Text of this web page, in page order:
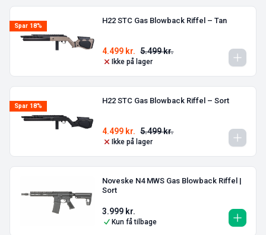
Spar 18%
H22 STC Gas Blowback Riffel – Tan
5.499kr.
4.499 kr.
Ikke på lager
Spar 18%
H22 STC Gas Blowback Riffel – Sort
5.499kr.
4.499 kr.
Ikke på lager
Noveske N4 MWS Gas Blowback Riffel |
Sort
3.999 kr.
Kun få tilbage